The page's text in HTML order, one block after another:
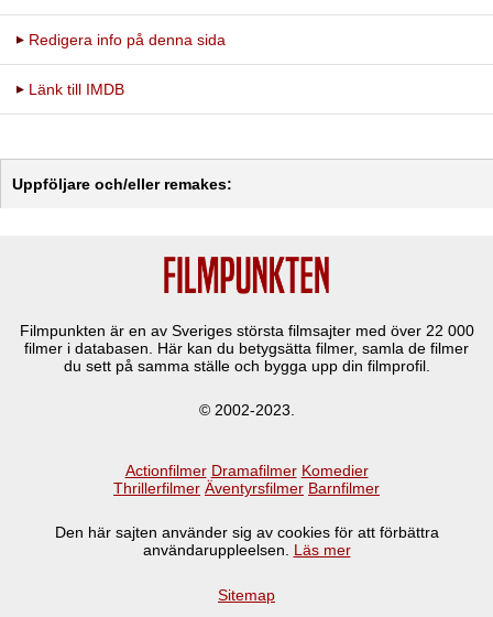
Redigera info på denna sida
Länk till IMDB
Uppföljare och/eller remakes:
Filmpunkten är en av Sveriges största filmsajter med över 22 000
filmer i databasen. Här kan du betygsätta filmer, samla de filmer
du sett på samma ställe och bygga upp din filmprofil.
© 2002-2023.
Actionfilmer Dramafilmer Komedier
Thrillerfilmer Äventyrsfilmer Barnfilmer
Den här sajten använder sig av cookies för att förbättra
användaruppleelsen. Läs mer
Sitemap